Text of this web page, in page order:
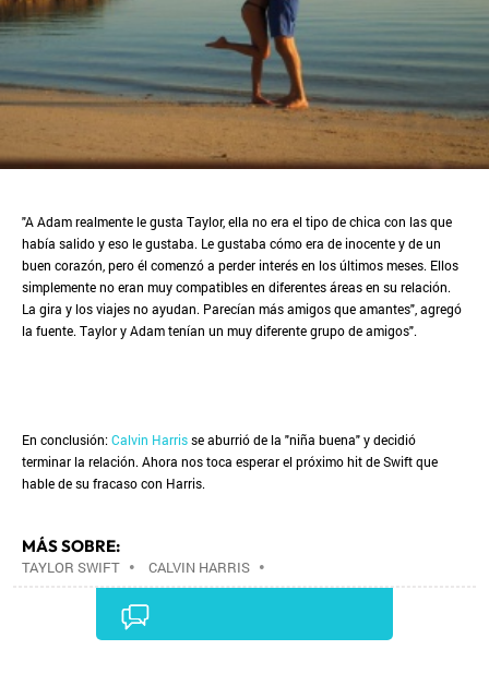
"A Adam realmente le gusta Taylor, ella no era el tipo de chica con las que
había salido y eso le gustaba. Le gustaba cómo era de inocente y de un
buen corazón, pero él comenzó a perder interés en los últimos meses. Ellos
simplemente no eran muy compatibles en diferentes áreas en su relación.
La gira y los viajes no ayudan. Parecían más amigos que amantes", agregó
la fuente. Taylor y Adam tenían un muy diferente grupo de amigos".
En conclusión:Calvin Harrisse aburrió de la "niña buena" y decidió
terminar la relación. Ahora nos toca esperar el próximo hit de Swift que
hable de su fracaso con Harris.
MÁS SOBRE:
TAYLOR SWIFT • CALVIN HARRIS •